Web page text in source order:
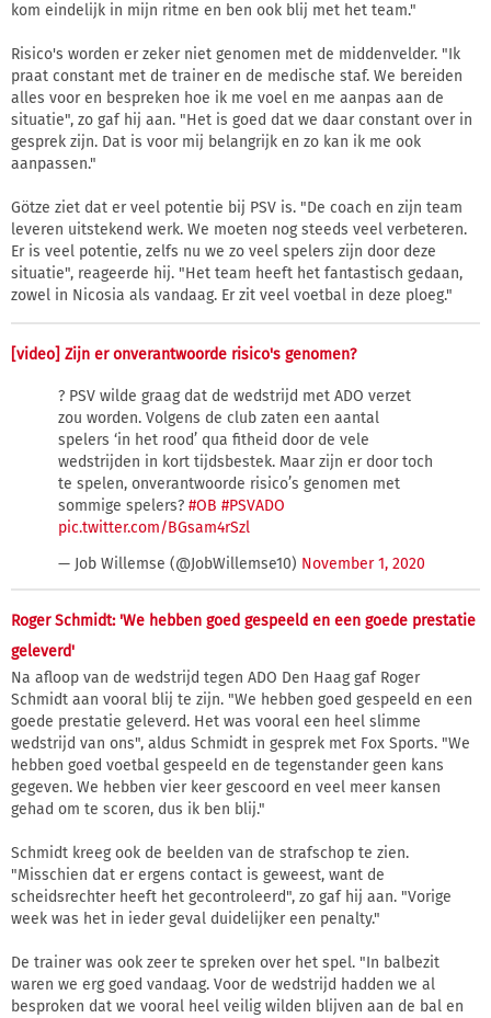
kom eindelijk in mijn ritme en ben ook blij met het team."
Risico's worden er zeker niet genomen met de middenvelder. "Ik
praat constant met de trainer en de medische staf. We bereiden
alles voor en bespreken hoe ik me voel en me aanpas aan de
situatie", zo gaf hij aan. "Het is goed dat we daar constant over in
gesprek zijn. Dat is voor mij belangrijk en zo kan ik me ook
aanpassen."
Götze ziet dat er veel potentie bij PSV is. "De coach en zijn team
leveren uitstekend werk. We moeten nog steeds veel verbeteren.
Er is veel potentie, zelfs nu we zo veel spelers zijn door deze
situatie", reageerde hij. "Het team heeft het fantastisch gedaan,
zowel in Nicosia als vandaag. Er zit veel voetbal in deze ploeg."
[video] Zijn er onverantwoorde risico's genomen?
? PSV wilde graag dat de wedstrijd met ADO verzet
zou worden. Volgens de club zaten een aantal
spelers ‘in het rood’ qua fitheid door de vele
wedstrijden in kort tijdsbestek. Maar zijn er door toch
te spelen, onverantwoorde risico’s genomen met
sommige spelers? #OB #PSVADO
pic.twitter.com/BGsam4rSzl
— Job Willemse (@JobWillemse10) November 1, 2020
Roger Schmidt: 'We hebben goed gespeeld en een goede prestatie
geleverd'
Na afloop van de wedstrijd tegen ADO Den Haag gaf Roger
Schmidt aan vooral blij te zijn. "We hebben goed gespeeld en een
goede prestatie geleverd. Het was vooral een heel slimme
wedstrijd van ons", aldus Schmidt in gesprek met Fox Sports. "We
hebben goed voetbal gespeeld en de tegenstander geen kans
gegeven. We hebben vier keer gescoord en veel meer kansen
gehad om te scoren, dus ik ben blij."
Schmidt kreeg ook de beelden van de strafschop te zien.
"Misschien dat er ergens contact is geweest, want de
scheidsrechter heeft het gecontroleerd", zo gaf hij aan. "Vorige
week was het in ieder geval duidelijker een penalty."
De trainer was ook zeer te spreken over het spel. "In balbezit
waren we erg goed vandaag. Voor de wedstrijd hadden we al
besproken dat we vooral heel veilig wilden blijven aan de bal en